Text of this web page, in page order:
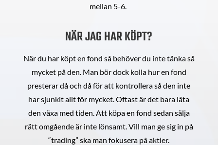
mellan 5-6.
NÄR JAG HAR KÖPT?
När du har köpt en fond så behöver du inte tänka så
mycket på den. Man bör dock kolla hur en fond
presterar då och då för att kontrollera så den inte
har sjunkit allt för mycket. Oftast är det bara låta
den växa med tiden. Att köpa en fond sedan sälja
rätt omgående är inte lönsamt. Vill man ge sig in på
“trading” ska man fokusera på aktier.